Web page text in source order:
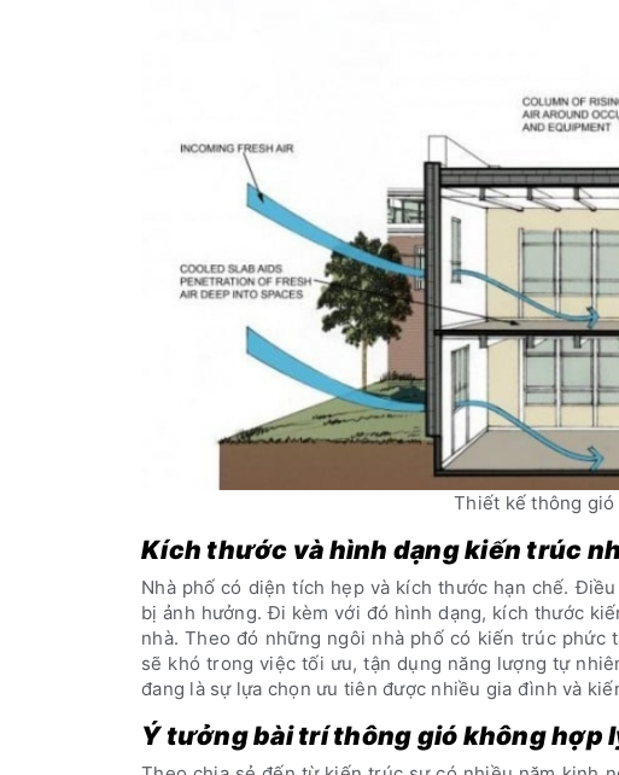
Thiết kế thông gió
Kích thước và hình dạng kiến trúc
Nhà phố có diện tích hẹp và kích thước hạn chế.
bị ảnh hưởng. Đi kèm với đó hình dạng, kích thước
nhà. Theo đó những ngôi nhà phố có kiến trúc
sẽ khó trong việc tối ưu, tận dụng năng lượng tự
đang là sự lựa chọn ưu tiên được nhiều gia đình và
Ý tưởng bài trí thông gió không hợp